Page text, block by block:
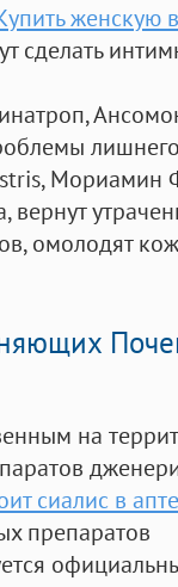
женскую
сделать
Мориамин
вернут
омолодят
на
сиалис в
препаратов